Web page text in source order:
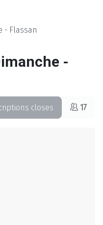
- Flassan
-
closes 17